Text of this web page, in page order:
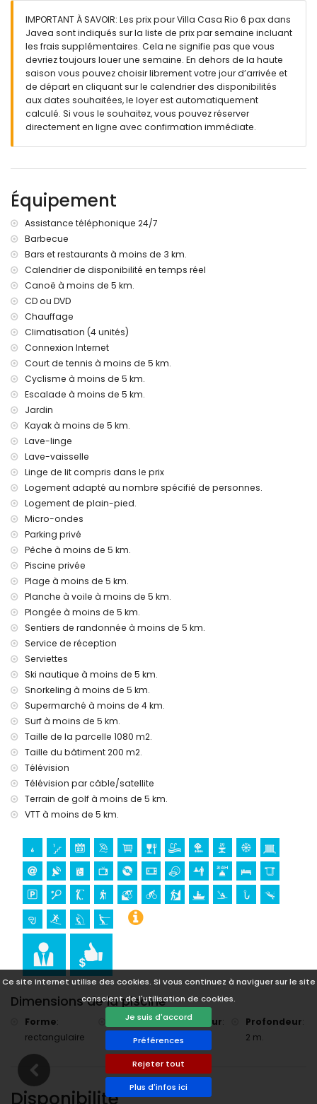
Ce site Internet utilise des cookies. Si vous continuez à naviguer sur le site
conscient de l'utilisation de cookies.
Je suis d'accord
Préférences
Rejeter tout
Plus d'infos ici
salle de bains avec lavabo simple, combinaison
baignoire/douche et toilettes
Extérieur de la villa
terrain grand et clos
piscine privée chauffée mesurant 10 m x 5 m et 2 m de
profondeur
beau jardin gazonné avec gravier, arbres et mobilier de
jardin avec transats
terrasse couverte
3 places de stationnement privées
Informations supplémentaires
ville la plus proche : Javea (à moins de 5 kilomètres de la
villa)
berges ou rivage le plus proche : Mer Méditerranée, Javea
(à moins de 5 kilomètres de la villa)
plage la plus proche : Playa del Arenal (à moins de 5
kilomètres de la villa)
port le plus proche : La Fontana, Javea (à moins de 5
parc le plus proche : Pinosol, Javea (à moins de 4
kilomètres de la villa)
aéroport le plus proche : Alicante (à moins de 100
kilomètres de la villa)
deuxième aéroport le plus proche : Valence (> 100
kilomètres)
L'hébergement est très adapté aux familles avec enfants
Équipements et services inclus dans le prix de la location de
la villa
internet (WiFi)
fer et planche à repasser
linge de lit et serviettes
service de réception et service d'urgence 24h/24
Équipements et services en supplément
chauffage de la piscine
lit pour enfant/berceau (sur demande)
Costa Blanca
cinéma, théâtre, discothèque, bar, promenade (El Arenal et
Javea) (à moins de 5 kilomètres de la maison)
Sites touristiques et culture à Javea, Costa Blanca
musée (Histórico de Javea), église (Virgen de Loreto, Puerto,
Javea), monument (Molinos de Viento, Javea), bâtiment
architectural (Pueblo Histórico, Javea), et site historique
(Histórico de Javea) (à moins de 5 kilomètres de
l'hébergement)
ruines (Pueblo Histórico et Javea) (à moins de 10 kilomètres
de l'hébergement)
château (Portal de la Vila et Denia) (à moins de 25
kilomètres de l'hébergement)
tennis, golf, randonnée, VTT, cyclisme, escalade, canoë,
kayak, pêche, plongée, snorkeling, surf, planche à voile, et
ski nautique (à moins de 5 kilomètres de la villa)
équitation (à moins de 10 kilomètres de la villa)
IMPORTANT À SAVOIR: Les prix pour Villa Casa Rio 6 pax dans
Javea sont indiqués sur la liste de prix par semaine incluant
les frais supplémentaires. Cela ne signifie pas que vous
devriez toujours louer une semaine. En dehors de la haute
saison vous pouvez choisir librement votre jour d’arrivée et
de départ en cliquant sur le calendrier des disponibilités
aux dates souhaitées, le loyer est automatiquement
calculé. Si vous le souhaitez, vous pouvez réserver
directement en ligne avec confirmation immédiate.
Équipement
Assistance téléphonique 24/7
Barbecue
Bars et restaurants à moins de 3 km.
Calendrier de disponibilité en temps réel
Canoë à moins de 5 km.
CD ou DVD
Chauffage
Climatisation (4 unités)
Connexion Internet
Court de tennis à moins de 5 km.
Cyclisme à moins de 5 km.
Escalade à moins de 5 km.
Jardin
Kayak à moins de 5 km.
Lave-linge
Lave-vaisselle
Linge de lit compris dans le prix
Logement adapté au nombre spécifié de personnes.
Logement de plain-pied.
Micro-ondes
Parking privé
Pêche à moins de 5 km.
Piscine privée
Plage à moins de 5 km.
Planche à voile à moins de 5 km.
Plongée à moins de 5 km.
Sentiers de randonnée à moins de 5 km.
Service de réception
Serviettes
Ski nautique à moins de 5 km.
Snorkeling à moins de 5 km.
Supermarché à moins de 4 km.
Surf à moins de 5 km.
Taille de la parcelle 1080 m2.
Taille du bâtiment 200 m2.
Télévision
Télévision par câble/satellite
Terrain de golf à moins de 5 km.
VTT à moins de 5 km.
Dimensions de la piscine
Forme:
rectangulaire
Longueur
10 m.
Largeur:
Profondeur:
2 m.
Disponibilité